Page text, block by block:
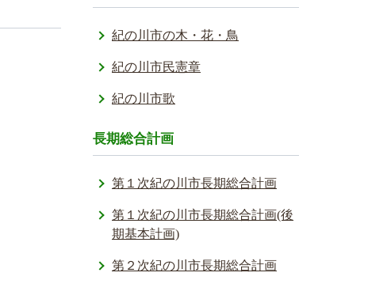
紀の川市の木・花・鳥
紀の川市民憲章
紀の川市歌
長期総合計画
第１次紀の川市長期総合計画
第１次紀の川市長期総合計画(後
期基本計画)
第２次紀の川市長期総合計画